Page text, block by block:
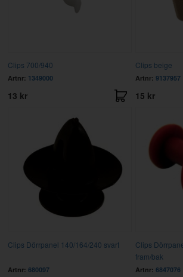
Clips 700/940
Artnr: 1349000
13 kr
Clips beige
Artnr: 9137957
15 kr
Clips Dörrpanel 140/164/240 svart
Artnr: 680097
Clips
fram/bak
Artnr: 6847076